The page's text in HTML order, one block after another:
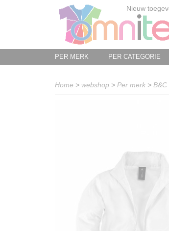
Nieuw
PER MERK PER CATEGORIE
Home > webshop > Per merk > B&C